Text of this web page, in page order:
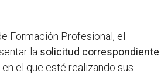
Formación Profesional, el
la solicitud correspondiente
el que esté realizando sus